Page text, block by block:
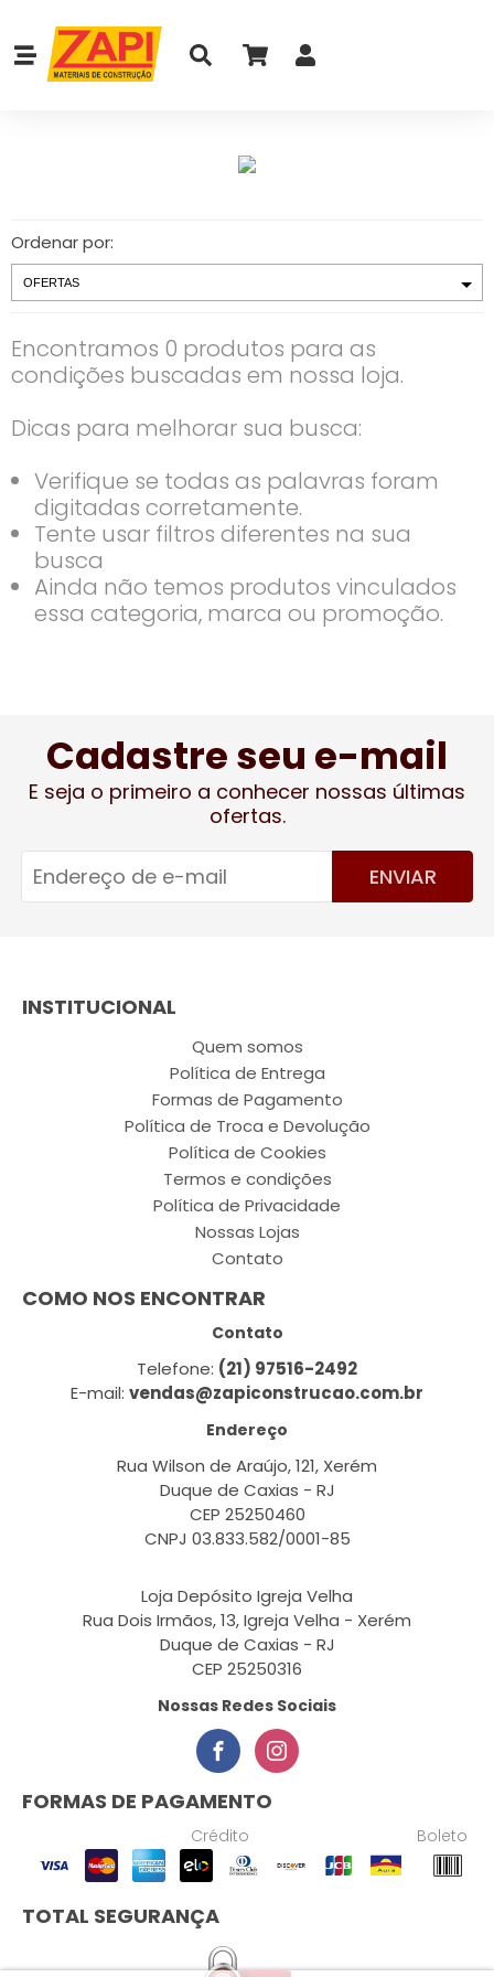
Ordenar por:
Encontramos 0 produtos para as
condições buscadas em nossa loja.
Dicas para melhorar sua busca:
Verifique se todas as palavras foram
digitadas corretamente.
Tente usar filtros diferentes na sua
busca
Ainda não temos produtos vinculados
essa categoria, marca ou promoção.
Cadastre seu e-mail
E seja o primeiro a conhecer nossas últimas
ofertas.
ENVIAR
INSTITUCIONAL
Quem somos
Política de Entrega
Formas de Pagamento
Política de Troca e Devolução
Política de Cookies
Termos e condições
Política de Privacidade
Nossas Lojas
Contato
COMO NOS ENCONTRAR
Contato
Telefone: (21) 97516-2492
E-mail: vendas@zapiconstrucao.com.br
Endereço
Rua Wilson de Araújo, 121, Xerém
Duque de Caxias - RJ
CEP 25250460
CNPJ 03.833.582/0001-85
Loja Depósito Igreja Velha
Rua Dois Irmãos, 13, Igreja Velha - Xerém
Duque de Caxias - RJ
CEP 25250316
Nossas Redes Sociais
FORMAS DE PAGAMENTO
Crédito Boleto
TOTAL SEGURANÇA